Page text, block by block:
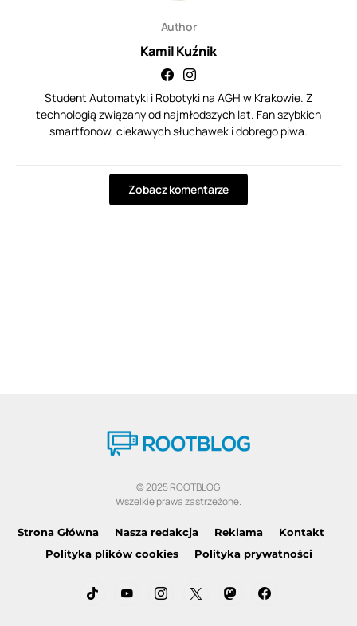
Author
Kamil Kuźnik
Student Automatyki i Robotyki na AGH w Krakowie. Z
technologią związany od najmłodszych lat. Fan szybkich
smartfonów, ciekawych słuchawek i dobrego piwa.
Zobacz komentarze
© 2025 ROOTBLOG
Wszelkie prawa zastrzeżone.
Strona Główna Nasza redakcja Reklama
Kontakt
Polityka plików cookies
Polityka prywatności